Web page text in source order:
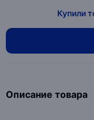
Купили
Описание товара